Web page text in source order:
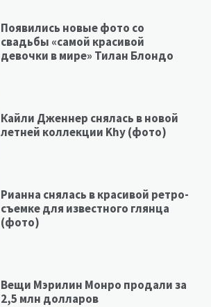
Появились новые фото со
свадьбы «самой красивой
девочки в мире» Тилан Блондо
Кайли Дженнер снялась в новой
летней коллекции Khy (фото)
Рианна снялась в красивой ретро-
съемке для известного глянца
(фото)
Вещи Мэрилин Монро продали за
2,5 млн долларов